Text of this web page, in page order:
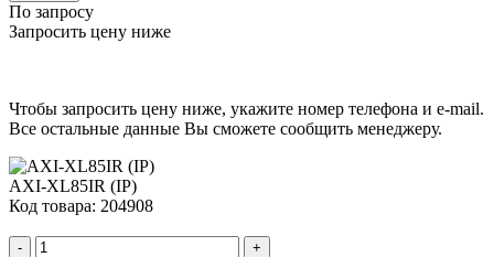
По запросу
Запросить цену ниже
Чтобы запросить цену ниже, укажите номер телефона и e-mail.
Все остальные данные Вы сможете сообщить менеджеру.
AXI-XL85IR (IP)
Код товара: 204908
- +